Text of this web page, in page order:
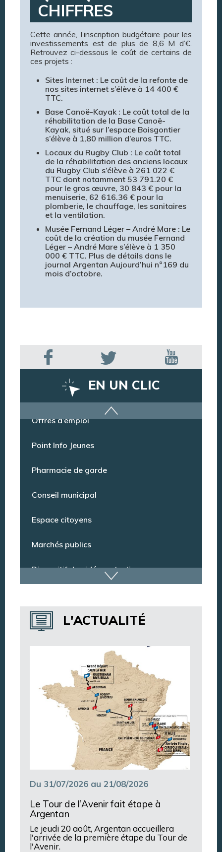
CHIFFRES
Cette année, l’inscription budgétaire pour les
investissements est de plus de 8,6 M d’€.
Retrouvez ci-dessous le coût de certains de
ces projets :
Sites Internet : Le coût de la refonte de
nos sites internet s’élève à 14 400 €
TTC.
Base Canoë-Kayak : Le coût total de la
réhabilitation de la Base Canoë-
Kayak, situé sur l’espace Boisgontier
s’élève à 1,80 million d’euros TTC.
Locaux du Rugby Club : Le coût total
de la réhabilitation des anciens locaux
du Rugby Club s’élève à 261 022 €
TTC dont notamment 53 791.20 €
pour le gros œuvre, 30 843 € pour la
menuiserie, 62 616.36 € pour la
plomberie, le chauffage, les sanitaires
et la ventilation.
Musée Fernand Léger – André Mare : Le
coût de la création du musée Fernand
Léger – André Mare s’élève à 1 350
000 € TTC. Plus de détails dans le
journal Argentan Aujourd’hui n°169 du
mois d’octobre.
EN UN CLIC
Dispositif de vidéoprotection
Annuaire des services
Annuaire des associations
Argentan Aujourd’hui
L'ACTUALITÉ
Du 31/07/2026 au 21/08/2026
Le Tour de l’Avenir fait étape à
Argentan
Le jeudi 20 août, Argentan accueillera
l'arrivée de la première étape du Tour de
l'Avenir.